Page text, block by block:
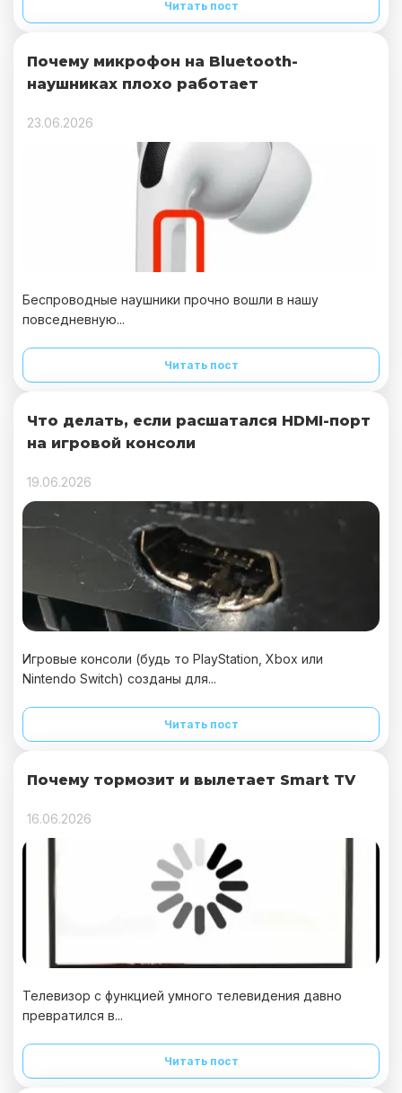
Читать пост
Почему микрофон на Bluetooth-
наушниках плохо работает
23.06.2026
Беспроводные наушники прочно вошли в нашу
повседневную...
Читать пост
Что делать, если расшатался HDMI-порт
на игровой консоли
19.06.2026
Игровые консоли (будь то PlayStation, Xbox или
Nintendo Switch) созданы для...
Читать пост
Почему тормозит и вылетает Smart TV
16.06.2026
Телевизор с функцией умного телевидения давно
превратился в...
Читать пост